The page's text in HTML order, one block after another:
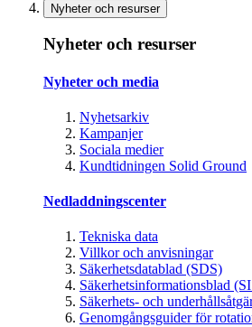
Nyheter och resurser
Nyheter och resurser
Nyheter och media
Nyhetsarkiv
Kampanjer
Sociala medier
Kundtidningen Solid Ground
Nedladdningscenter
Tekniska data
Villkor och anvisningar
Säkerhetsdatablad (SDS)
Säkerhetsinformationsblad
Säkerhets- och
Genomgångsguider för